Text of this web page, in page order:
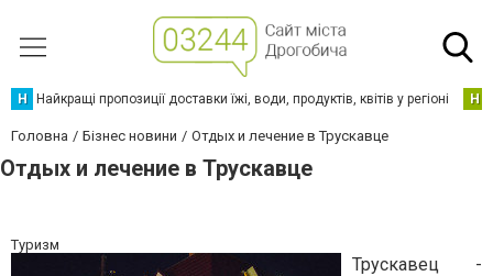
Н Найкращі пропозиції доставки їжі, води, продуктів, квітів у регіоні Н
Головна Бізнес новини Отдых и лечение в Трускавце
Отдых и лечение в Трускавце
Туризм
Трускавец -